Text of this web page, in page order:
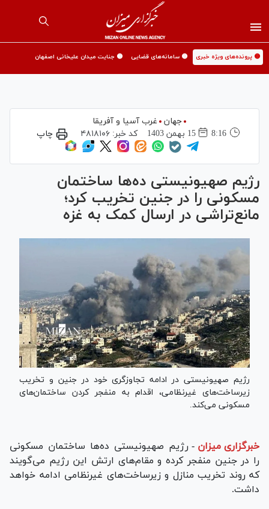
🟡 پرونده‌های ویژه خبری 🟡 سامانه‌های قضایی 🟡 جنایت میدان علیخانی اصفهان
جهان
غرب آسیا و آفریقا
8:16
15 بهمن 1403 کد خبر: ۴۸۱۸۱۰۶ چاپ
رژیم صهیونیستی ده‌ها ساختمان‌
مسکونی را در جنین تخریب کرد؛
مانع‌تراشی در ارسال کمک به غزه
رژیم صهیونیستی در ادامه تجاوزگری خود در جنین و تخریب
زیرساخت‌های غیرنظامی، اقدام به منفجر کردن ساختمان‌های
مسکونی می‌کند.
خبرگزاری میزان - رژیم صهیونیستی ده‌ها ساختمان مسکونی
را در جنین منفجر کرده و مقام‌های ارتش این رژیم می‌گویند
که روند تخریب منازل و زیرساخت‌های غیرنظامی ادامه خواهد
داشت.